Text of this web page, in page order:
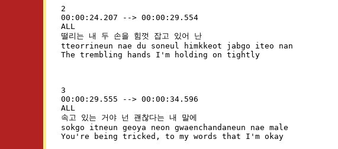
2
00:00:24.207 --> 00:00:29.554
ALL
떨리는 내 두 손을 힘껏 잡고 있어 난
tteorrineun nae du soneul himkkeot jabgo iteo nan
3
00:00:29.555 --> 00:00:34.596
ALL
속고 있는 거야 넌 괜찮다는 내 말에
sokgo itneun geoya neon gwaenchandaneun nae male